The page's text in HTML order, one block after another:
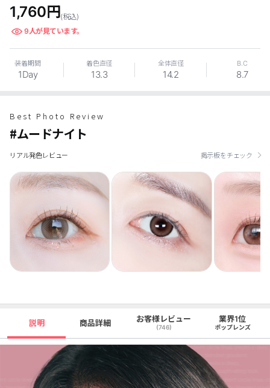
アプリダウンロード
INSTAGRAM TWITTER FACEBOOK
1,760円(税込)
9人が見ています。
装着期間
1Day
着色直径
13.3
全体直径
14.2
B.C
8.7
Best Photo Review
#ムードナイト
リアル発色レビュー 掲示板をチェック
説明 商品詳細 お客様レビュー
(746)
業界1位
ポップレンズ